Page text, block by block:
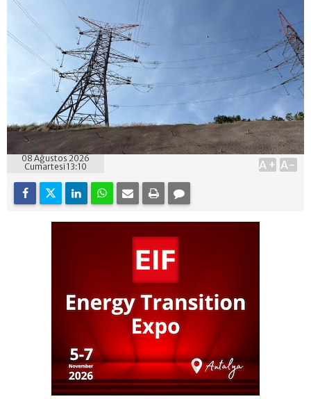
08 Ağustos 2026
Cumartesi 13:10
A+ A-